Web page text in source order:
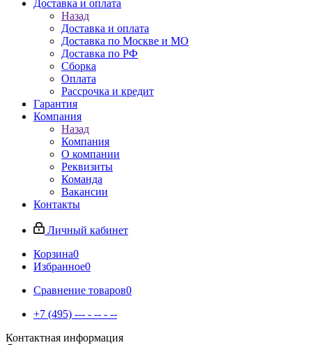
Доставка и оплата
Назад
Доставка и оплата
Доставка по Москве и МО
Доставка по РФ
Сборка
Оплата
Рассрочка и кредит
Гарантия
Компания
Назад
Компания
О компании
Реквизиты
Команда
Вакансии
Контакты
Личный кабинет
Корзина0
Избранное0
Сравнение товаров0
+7 (495) --- - -- - --
Контактная информация